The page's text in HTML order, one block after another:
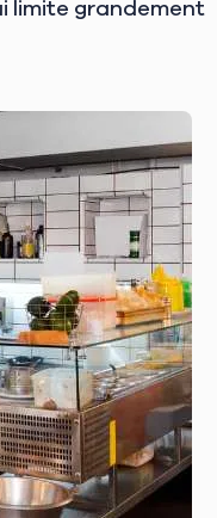
limite grandement